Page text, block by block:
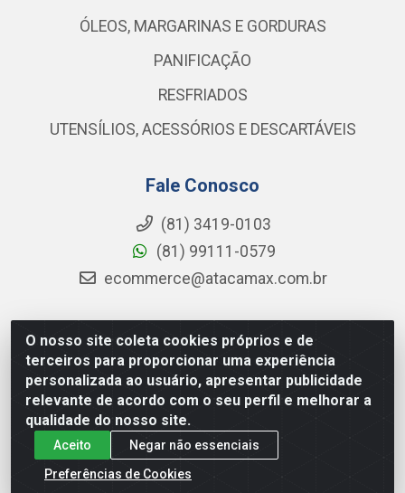
O nosso site coleta cookies próprios e de
terceiros para proporcionar uma experiência
personalizada ao usuário, apresentar publicidade
relevante de acordo com o seu perfil e melhorar a
qualidade do nosso site.
Aceito
Negar não essenciais
Preferências de Cookies
ÓLEOS, MARGARINAS E GORDURAS
PANIFICAÇÃO
RESFRIADOS
UTENSÍLIOS, ACESSÓRIOS E DESCARTÁVEIS
Fale Conosco
(81) 3419-0103
(81) 99111-0579
ecommerce@atacamax.com.br
Atacamax Importadora de Alimentos LTDA - RODOVIA BR-
101 - SUL, KM 79,60 GP E GALPAO:D - Muribeca, Jaboatão dos
Guararapes - PE, 54355-010 - CNPJ 08.305.623/0001-84